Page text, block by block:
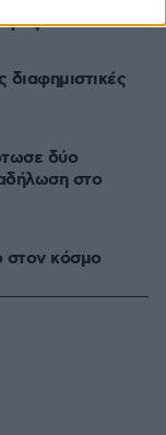
διαφημιστικές
δύο
στο
στον κόσμο